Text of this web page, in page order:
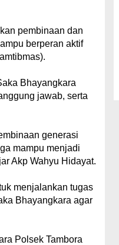
pembinaan dan
berperan aktif
Bhayangkara
jawab, serta
generasi
mampu menjadi
Akp Wahyu Hidayat.
menjalankan tugas
Bhayangkara agar
Polsek Tambora